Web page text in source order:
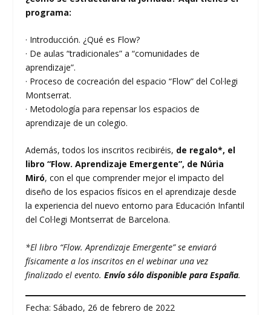
programa:
· Introducción. ¿Qué es Flow?
· De aulas “tradicionales” a “comunidades de
aprendizaje”.
· Proceso de cocreación del espacio “Flow” del Col·legi
Montserrat.
· Metodología para repensar los espacios de
aprendizaje de un colegio.
Además, todos los inscritos recibiréis, de regalo*, el
libro “Flow. Aprendizaje Emergente”, de Núria
Miró, con el que comprender mejor el impacto del
diseño de los espacios físicos en el aprendizaje desde
la experiencia del nuevo entorno para Educación Infantil
del Col·legi Montserrat de Barcelona.
*El libro “Flow. Aprendizaje Emergente” se enviará
físicamente a los inscritos en el webinar una vez
finalizado el evento.Envío sólo disponible para España.
Fecha: Sábado, 26 de febrero de 2022